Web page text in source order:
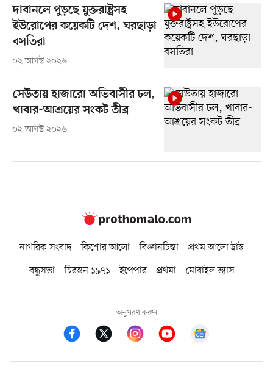
দাবানলে পুড়ছে যুক্তরাষ্ট্রসহ
ইউরোপের কয়েকটি দেশ, ঘরছাড়া
বসতিরা
০২ আগস্ট ২০২৬
সেউতায় হাজারো অভিবাসীর ঢল,
খাবার-আশ্রয়ের সংকট তীব্র
০২ আগস্ট ২০২৬
নাগরিক সংবাদ কিশোর আলো বিজ্ঞানচিন্তা
প্রথম আলো ট্রাস্ট
বন্ধুসভা
চিরন্তন ১৯৭১ ইপেপার প্রথমা মোবাইল ভ্যাস
অনুসরণ করুন